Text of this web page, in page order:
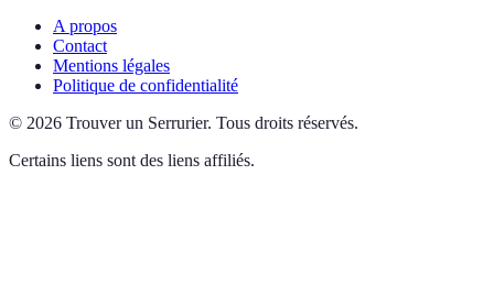
A propos
Contact
Mentions légales
Politique de confidentialité
© 2026 Trouver un Serrurier. Tous droits réservés.
Certains liens sont des liens affiliés.